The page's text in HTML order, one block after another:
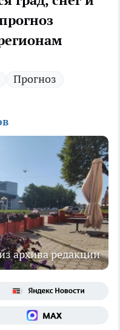
Прогноз
архива редакции